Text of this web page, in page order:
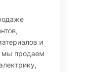
и
мы продаем